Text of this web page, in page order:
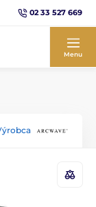
02 33 527 669
Menu